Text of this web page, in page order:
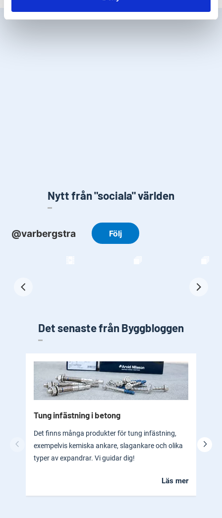
Nytt från "sociala" världen
Det senaste från Byggbloggen
Tung infästning i betong
Det finns många produkter för tung infästning,
exempelvis kemiska ankare, slagankare och olika
typer av expandrar. Vi guidar dig!
Läs mer